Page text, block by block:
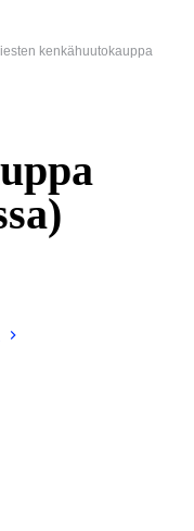
kenkähuutokauppa